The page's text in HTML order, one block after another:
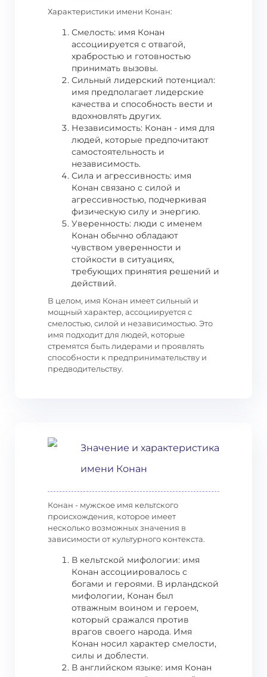
Характеристики имени Конан:
Смелость: имя Конан
ассоциируется с отвагой,
храбростью и готовностью
принимать вызовы.
Сильный лидерский потенциал:
имя предполагает лидерские
качества и способность вести и
вдохновлять других.
Независимость: Конан - имя для
людей, которые предпочитают
самостоятельность и
независимость.
Сила и агрессивность: имя
Конан связано с силой и
агрессивностью, подчеркивая
физическую силу и энергию.
Уверенность: люди с именем
Конан обычно обладают
чувством уверенности и
стойкости в ситуациях,
требующих принятия решений и
действий.
В целом, имя Конан имеет сильный и
мощный характер, ассоциируется с
смелостью, силой и независимостью. Это
имя подходит для людей, которые
стремятся быть лидерами и проявлять
способности к предпринимательству и
предводительству.
Значение и характеристика
имени Конан
Конан - мужское имя кельтского
происхождения, которое имеет
несколько возможных значения в
зависимости от культурного контекста.
В кельтской мифологии: имя
Конан ассоциировалось с
богами и героями. В ирландской
мифологии, Конан был
отважным воином и героем,
который сражался против
врагов своего народа. Имя
Конан носил характер смелости,
силы и доблести.
В английском языке: имя Конан